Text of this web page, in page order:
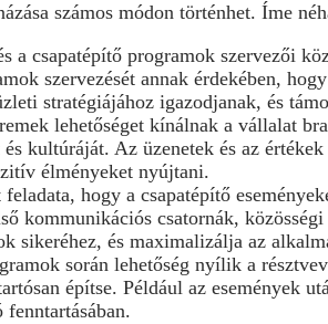
számos módon történhet. Íme
a csapatépítő programok szervezői
szervezését annak érdekében,
stratégiájához igazodjanak, és
lehetőséget kínálnak a vállalat
kultúráját. Az üzenetek és az
élményeket nyújtani.
hogy a csapatépítő
csatornák,
sikeréhez, és maximalizálja az
során lehetőség nyílik a
építse. Például az események